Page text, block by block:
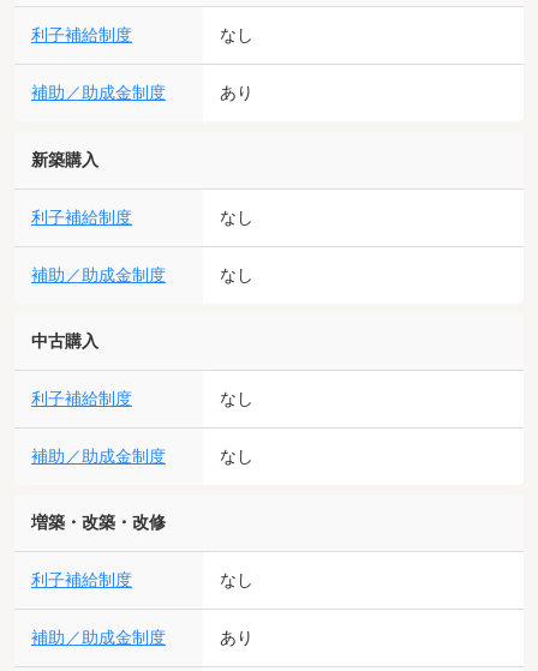
利子補給制度 なし
補助／助成金制度 あり
新築購入
利子補給制度 なし
補助／助成金制度 なし
中古購入
利子補給制度 なし
補助／助成金制度 なし
増築・改築・改修
利子補給制度 なし
補助／助成金制度 あり